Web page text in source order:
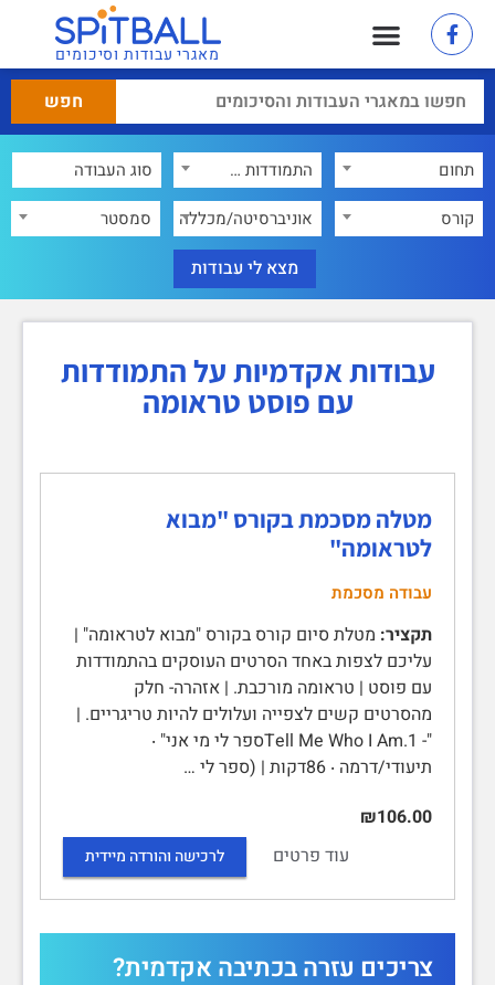
מאגרי עבודות וסיכומים
תחום
התמודדות עם פוסט טראומה
קורס
אוניברסיטה/מכללה סמסטר
עבודות אקדמיות על התמודדות
עם פוסט טראומה
מטלה מסכמת בקורס "מבוא
לטראומה"
עבודה מסכמת
תקציר: מטלת סיום קורס בקורס "מבוא לטראומה" |
עליכם לצפות באחד הסרטים העוסקים בהתמודדות
עם פוסט | טראומה מורכבת. | אזהרה- חלק
מהסרטים קשים לצפייה ועלולים להיות טריגריים. |
"- Tell Me Who I Am.1ספר לי מי אני" ‧
תיעודי/דרמה ‧ 86דקות | (ספר לי …
₪106.00
עוד פרטים
לרכישה והורדה מיידית
צריכים עזרה בכתיבה אקדמית?